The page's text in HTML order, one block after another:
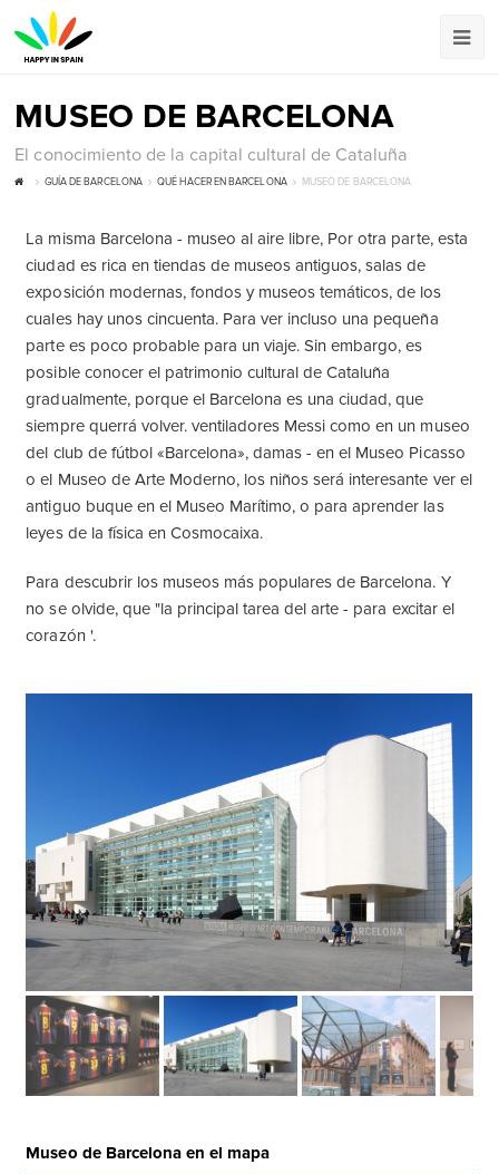
MUSEO DE BARCELONA
El conocimiento de la capital cultural de Cataluña
GUÍA DE BARCELONA QUÉ HACER EN BARCELONA MUSEO DE BARCELONA
La misma Barcelona - museo al aire libre, Por otra parte, esta
ciudad es rica en tiendas de museos antiguos, salas de
exposición modernas, fondos y museos temáticos, de los
cuales hay unos cincuenta. Para ver incluso una pequeña
parte es poco probable para un viaje. Sin embargo, es
posible conocer el patrimonio cultural de Cataluña
gradualmente, porque el Barcelona es una ciudad, que
siempre querrá volver. ventiladores Messi como en un museo
del club de fútbol «Barcelona», damas - en el Museo Picasso
o el Museo de Arte Moderno, los niños será interesante ver el
antiguo buque en el Museo Marítimo, o para aprender las
leyes de la física en Cosmocaixa.
Para descubrir los museos más populares de Barcelona. Y
no se olvide, que "la principal tarea del arte - para excitar el
corazón '.
Museo de Barcelona en el mapa